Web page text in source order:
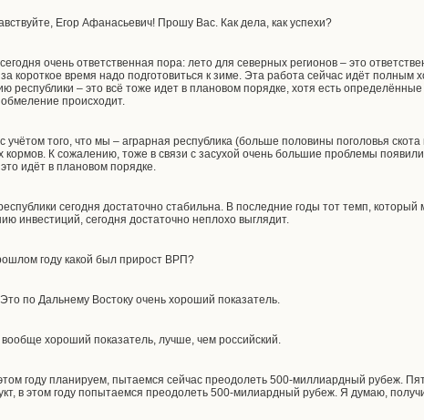
Егор Афанасьевич! Прошу Вас. Как дела, как успехи?
очень ответственная пора: лето для северных регионов – это
короткое время надо подготовиться к зиме. Эта работа сейчас идёт полным
республики – это всё тоже идет в плановом порядке, хотя есть
происходит.
учётом того, что мы – аграрная республика (больше половины поголовья
кормов. К сожалению, тоже в связи с засухой очень большие проблемы
идёт в плановом порядке.
сегодня достаточно стабильна. В последние годы тот темп, который
инвестиций, сегодня достаточно неплохо выглядит.
году какой был прирост ВРП?
по Дальнему Востоку очень хороший показатель.
хороший показатель, лучше, чем российский.
году планируем, пытаемся сейчас преодолеть 500-миллиардный рубеж.
в этом году попытаемся преодолеть 500-милиардный рубеж. Я думаю,